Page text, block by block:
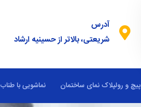
آدرس
شریعتی، بالاتر از حسینیه ارشاد
پیچ و رولپلاک نمای ساختمان نماشویی با طناب